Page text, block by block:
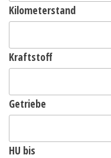
Kilometerstand
Kraftstoff
Getriebe
HU bis